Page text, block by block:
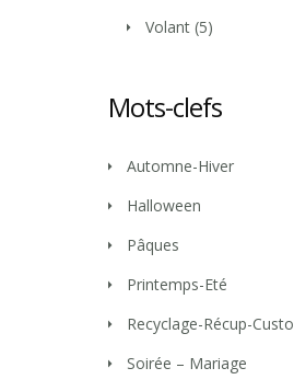
Volant (5)
Mots-clefs
Automne-Hiver
Halloween
Pâques
Printemps-Eté
Recyclage-Récup-Custo
Soirée – Mariage